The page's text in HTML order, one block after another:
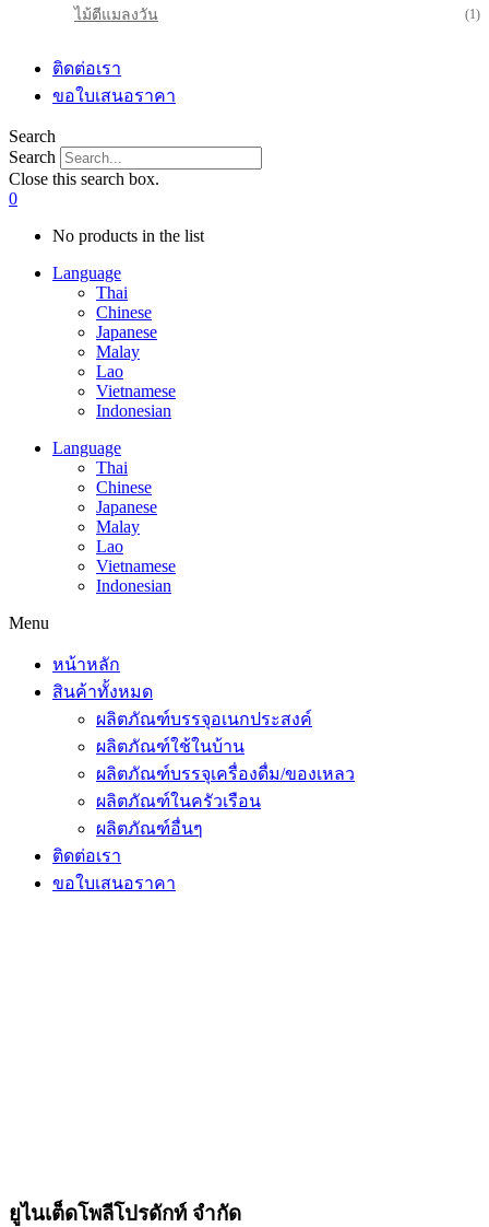
ไม้ตีแมลงวัน (1)
ติดต่อเรา
ขอใบเสนอราคา
Search
Search
Close this search box.
0
No products in the list
Language
Thai
Chinese
Japanese
Malay
Lao
Vietnamese
Indonesian
Language
Thai
Chinese
Japanese
Malay
Lao
Vietnamese
Indonesian
Menu
หน้าหลัก
สินค้าทั้งหมด
ผลิตภัณฑ์บรรจุอเนกประสงค์
ผลิตภัณฑ์ใช้ในบ้าน
ผลิตภัณฑ์บรรจุเครื่องดื่ม/ของเหลว
ผลิตภัณฑ์ในครัวเรือน
ผลิตภัณฑ์อื่นๆ
ติดต่อเรา
ขอใบเสนอราคา
ยูไนเต็ดโพลีโปรดักท์ จำกัด